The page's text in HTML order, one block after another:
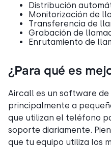
Distribución
Monitorización de
Transferencia de
Grabación de
Enrutamiento de
¿Para qué es
Aircall es un software de
principalmente a
que utilizan el teléfono
soporte diariamente.
que tu equipo utiliza los